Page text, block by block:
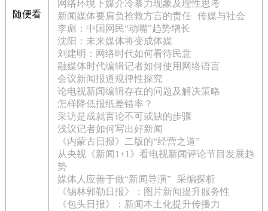
随便看
网络环境下媒介冷暴力现象及理性思考
新闻媒体要肩负抢救方言的责任 传媒与社会
李彪：中国网民“动嘴”趋势增长
沈阳：未来媒体将变成体媒
刘建明：网络时代如何看待民意
融媒体时代编辑记者如何使用网络语言
会议新闻报道规律性探究
论电视新闻编辑存在的问题及解决策略
怎样降低报纸差错率？
采访是成就言论不可或缺的步骤
浅议记者如何写出好新闻
《内蒙古日报》二版的“经营之道”
从央视《新闻1+1》看电视新闻评论节目发展趋
势
媒体人应善于做“新闻导演”
采编探析
《锡林郭勒日报》：图片新闻提升服务性
《包头日报》：新闻本土化提升传播力